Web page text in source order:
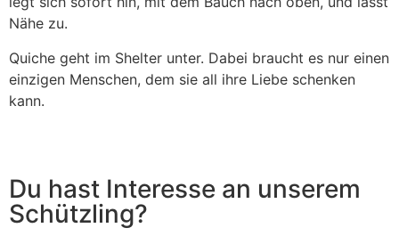
Nähe zu.
Quiche geht im Shelter unter. Dabei braucht es nur einen
einzigen Menschen, dem sie all ihre Liebe schenken
kann.
Du hast Interesse an unserem
Schützling?